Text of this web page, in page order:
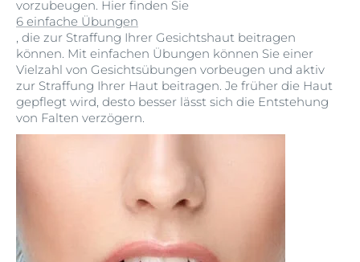
vorzubeugen. Hier finden Sie
6 einfache Übungen
, die zur Straffung Ihrer Gesichtshaut beitragen
können. Mit einfachen Übungen können Sie einer
Vielzahl von Gesichtsübungen vorbeugen und aktiv
zur Straffung Ihrer Haut beitragen. Je früher die Haut
gepflegt wird, desto besser lässt sich die Entstehung
von Falten verzögern.